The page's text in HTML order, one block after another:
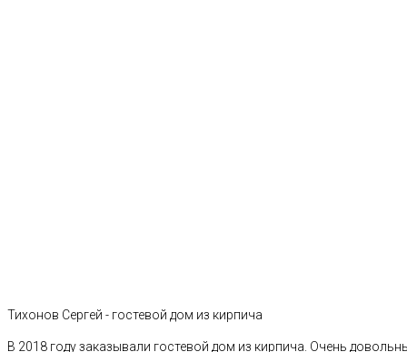
Тихонов Сергей - гостевой дом из кирпича
В 2018 году заказывали гостевой дом из кирпича. Очень